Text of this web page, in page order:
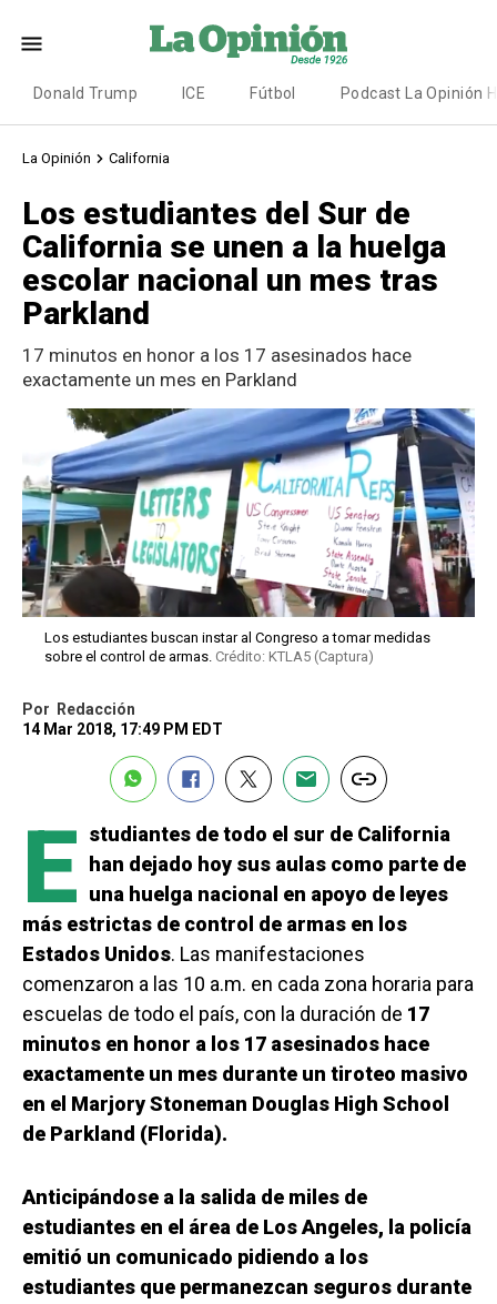
Donald Trump ICE Fútbol Podcast La Opinión
La Opinión California
Los estudiantes del Sur de
California se unen a la huelga
escolar nacional un mes tras
Parkland
17 minutos en honor a los 17 asesinados hace
exactamente un mes en Parkland
Los estudiantes buscan instar al Congreso a tomar medidas
sobre el control de armas. Crédito: KTLA5 (Captura)
Por
Redacción
14 Mar 2018, 17:49 PM EDT
E studiantes de todo el sur de California
han dejado hoy sus aulas como parte de
una huelga nacional en apoyo de leyes
más estrictas de control de armas en los
Estados Unidos. Las manifestaciones
comenzaron a las 10 a.m. en cada zona horaria para
escuelas de todo el país, con la duración de 17
minutos en honor a los 17 asesinados hace
exactamente un mes durante un tiroteo masivo
en el Marjory Stoneman Douglas High School
de Parkland (Florida).
Anticipándose a la salida de miles de
estudiantes en el área de Los Angeles, la policía
emitió un comunicado pidiendo a los
estudiantes que permanezcan seguros durante